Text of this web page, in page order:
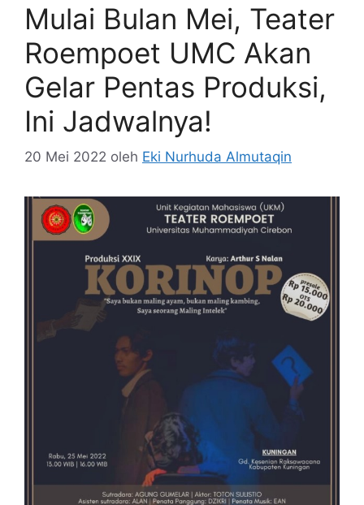
Mulai Bulan Mei, Teater
Roempoet UMC Akan
Gelar Pentas Produksi,
Ini Jadwalnya!
20 Mei 2022 oleh Eki Nurhuda Almutaqin